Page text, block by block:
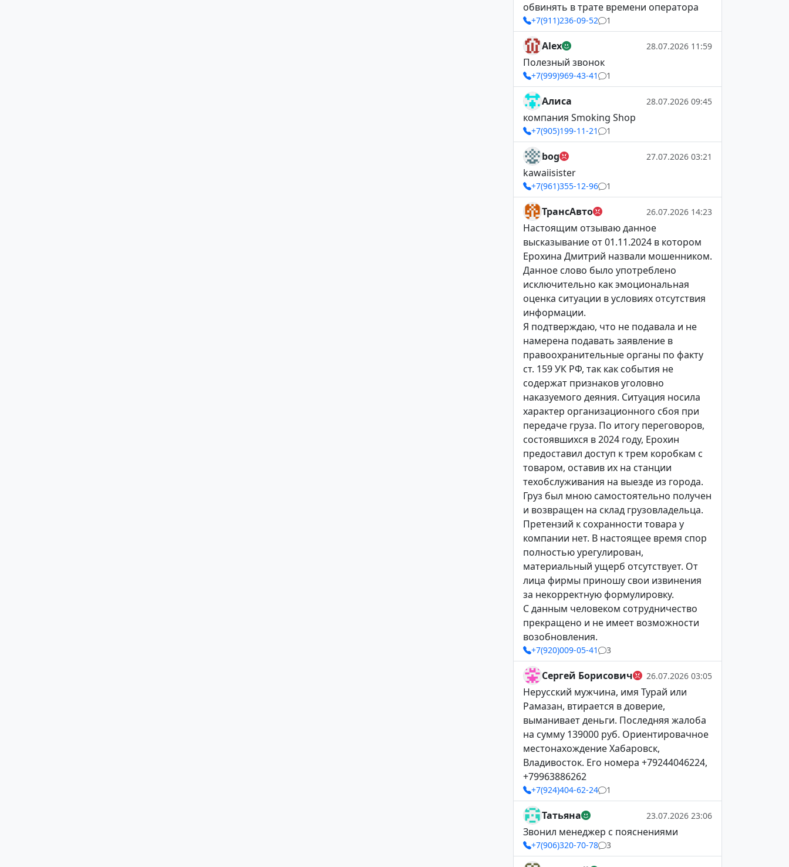
обвинять в трате времени оператора
+7(911)236-09-52 1
Alex 28.07.2026 11:59
Полезный звонок
+7(999)969-43-41 1
Алиса 28.07.2026 09:45
компания Smoking Shop
+7(905)199-11-21 1
bog 27.07.2026 03:21
kawaiisister
+7(961)355-12-96 1
ТрансАвто 26.07.2026 14:23
Настоящим отзываю данное
высказывание от 01.11.2024 в котором
Ерохина Дмитрий назвали мошенником.
Данное слово было употреблено
исключительно как эмоциональная
оценка ситуации в условиях отсутствия
информации.
Я подтверждаю, что не подавала и не
намерена подавать заявление в
правоохранительные органы по факту
ст. 159 УК РФ, так как события не
содержат признаков уголовно
наказуемого деяния. Ситуация носила
характер организационного сбоя при
передаче груза. По итогу переговоров,
состоявшихся в 2024 году, Ерохин
предоставил доступ к трем коробкам с
товаром, оставив их на станции
техобслуживания на выезде из города.
Груз был мною самостоятельно получен
и возвращен на склад грузовладельца.
Претензий к сохранности товара у
компании нет. В настоящее время спор
полностью урегулирован,
материальный ущерб отсутствует. От
лица фирмы приношу свои извинения
за некорректную формулировку.
С данным человеком сотрудничество
прекращено и не имеет возможности
возобновления.
+7(920)009-05-41 3
Сергей Борисович 26.07.2026 03:05
Нерусский мужчина, имя Турай или
Рамазан, втирается в доверие,
выманивает деньги. Последняя жалоба
на сумму 139000 руб. Ориентировачное
местонахождение Хабаровск,
Владивосток. Его номера +79244046224,
+79963886262
+7(924)404-62-24 1
Татьяна 23.07.2026 23:06
Звонил менеджер с пояснениями
+7(906)320-70-78 3